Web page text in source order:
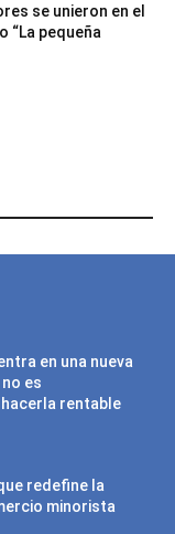
se unieron en el
“La pequeña
en una nueva
es
rentable
redefine la
minorista